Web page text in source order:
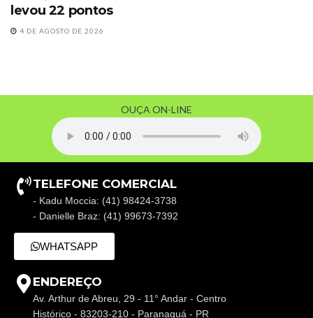
levou 22 pontos
4 DE AGOSTO DE 2026
OUÇA ON-LINE
TELEFONE COMERCIAL
- Kadu Moccia: (41) 98424-3738
- Danielle Braz: (41) 99673-7392
WHATSAPP
ENDEREÇO
Av. Arthur de Abreu, 29 - 11° Andar - Centro
Histórico - 83203-210 - Paranaguá - PR